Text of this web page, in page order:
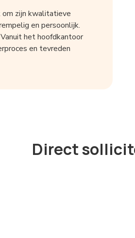
zijn kwalitatieve
en persoonlijk.
het hoofdkantoor
en tevreden
Direct